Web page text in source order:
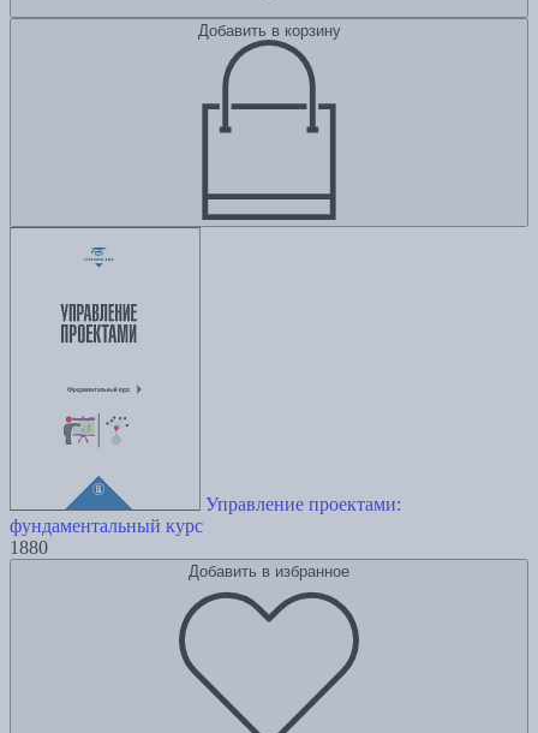
Добавить в корзину
Управление проектами:
фундаментальный курс
1880
Добавить в избранное